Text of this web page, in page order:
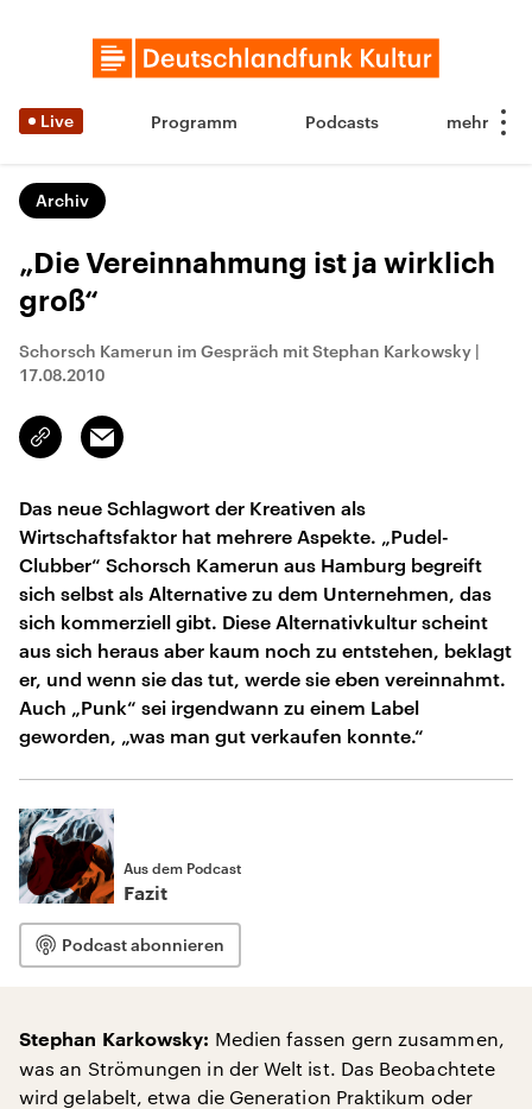
Live Programm Podcasts
Archiv
„Die Vereinnahmung ist ja wirklich
groß“
Schorsch Kamerun im Gespräch mit Stephan Karkowsky |
17.08.2010
Link
kopieren/teilen
Email
Das neue Schlagwort der Kreativen als
Wirtschaftsfaktor hat mehrere Aspekte. „Pudel-
Clubber“ Schorsch Kamerun aus Hamburg begreift
sich selbst als Alternative zu dem Unternehmen, das
sich kommerziell gibt. Diese Alternativkultur scheint
aus sich heraus aber kaum noch zu entstehen, beklagt
er, und wenn sie das tut, werde sie eben vereinnahmt.
Auch „Punk“ sei irgendwann zu einem Label
geworden, „was man gut verkaufen konnte.“
Aus dem Podcast
Fazit
Podcast abonnieren
Stephan Karkowsky: Medien fassen gern zusammen,
was an Strömungen in der Welt ist. Das Beobachtete
wird gelabelt, etwa die Generation Praktikum oder